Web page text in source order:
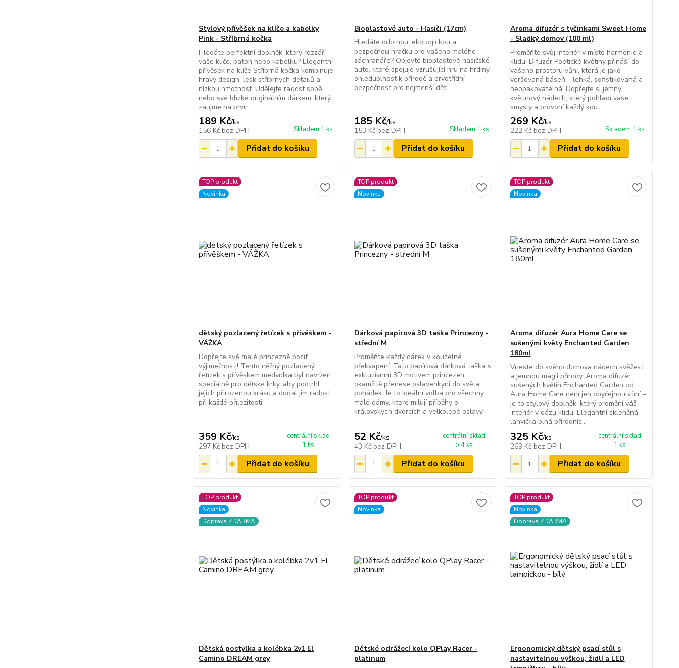
Stylový přívěšek na klíče a kabelky
Pink - Stříbrná kočka
Hledáte perfektní doplněk, který rozzáří
vaše klíče, batoh nebo kabelku? Elegantní
přívěsek na klíče Stříbrná kočka kombinuje
hravý design, lesk stříbrných detailů a
nízkou hmotnost. Udělejte radost sobě
nebo své blízké originálním dárkem, který
zaujme na prvn...
189 Kč/ks
156 Kč bez DPH Skladem 1 ks
Přidat do košíku
Bioplastové auto - Hasiči (17cm)
Hledáte odolnou, ekologickou a
bezpečnou hračku pro vašeho malého
záchranáře? Objevte bioplastové hasičské
auto, které spojuje vzrušující hru na hrdiny,
ohleduplnost k přírodě a prvotřídní
bezpečnost pro nejmenší děti.
185 Kč/ks
153 Kč bez DPH Skladem 1 ks
Přidat do košíku
Aroma difuzér s tyčinkami Sweet Home
- Sladký domov (100 ml)
Proměňte svůj interiér v místo harmonie a
klidu. Difuzér Poetické květiny přináší do
vašeho prostoru vůni, která je jako
veršovaná báseň – lehká, sofistikovaná a
neopakovatelná. Dopřejte si jemný
květinový nádech, který pohladí vaše
smysly a provoní každý kout...
269 Kč/ks
222 Kč bez DPH Skladem 1 ks
Přidat do košíku
TOP produkt
Novinka
dětský pozlacený řetízek s přívěškem -
VÁŽKA
Dopřejte své malé princezně pocit
výjimečnosti! Tento něžný pozlacený
řetízek s přívěskem medvídka byl navržen
speciálně pro dětské krky, aby podtrhl
jejich přirozenou krásu a dodal jim radost
při každé příležitosti.
359 Kč/ks
297 Kč bez DPH
centrální sklad
1 ks
Přidat do košíku
TOP produkt
Novinka
Dárková papírová 3D taška Princezny -
střední M
Proměňte každý dárek v kouzelné
překvapení. Tato papírová dárková taška s
exkluzivním 3D motivem princezen
okamžitě přenese oslavenkyni do světa
pohádek. Je to ideální volba pro všechny
malé dámy, které milují příběhy o
královských dvorcích a velkolepé oslavy.
52 Kč/ks
43 Kč bez DPH
centrální sklad
> 4 ks
Přidat do košíku
TOP produkt
Novinka
Aroma difuzér Aura Home Care se
sušenými květy Enchanted Garden
180ml
Vneste do svého domova nádech svěžesti
a jemnou magii přírody. Aroma difuzér
sušených květin Enchanted Garden od
Aura Home Care není jen obyčejnou vůní –
je to stylový doplněk, který promění váš
interiér v oázu klidu. Elegantní skleněná
lahvička plná přírodníc...
325 Kč/ks
269 Kč bez DPH
centrální sklad
1 ks
Přidat do košíku
TOP produkt
Novinka
Doprava ZDARMA
Dětská postýlka a kolébka 2v1 El
Camino DREAM grey
TOP produkt
Novinka
Dětské odrážecí kolo QPlay Racer -
platinum
TOP produkt
Novinka
Doprava ZDARMA
Ergonomický dětský psací stůl s
nastavitelnou výškou, židlí a LED